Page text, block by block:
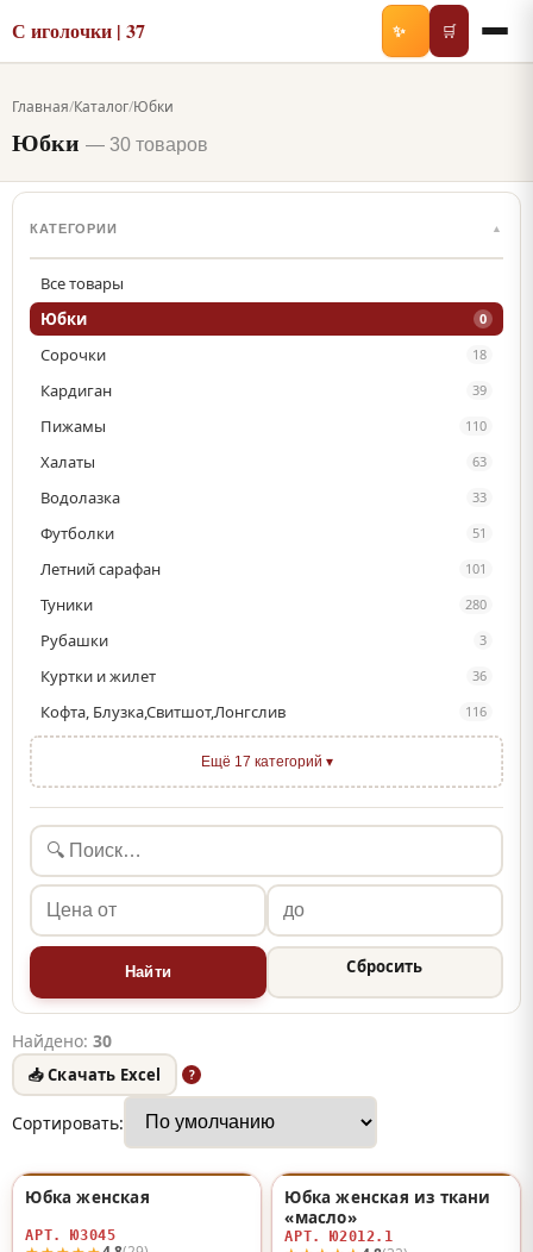
С иголочки | 37 ✨ 🛒
Главная/Каталог/Юбки
Юбки — 30 товаров
КАТЕГОРИИ ▲
Все товары
Юбки
0
Сорочки 18
Кардиган 39
Пижамы 110
Халаты 63
Водолазка 33
Футболки 51
Летний сарафан 101
Туники 280
Рубашки 3
Куртки и жилет 36
Кофта, Блузка,Свитшот,Лонгслив 116
Ещё 17 категорий ▾
Найти Сбросить
Найдено: 30
📥 Скачать Excel ?
Сортировать:
Юбка женская
АРТ. Ю3045
♡
Юбка женская из ткани
«масло»
АРТ. Ю2012.1